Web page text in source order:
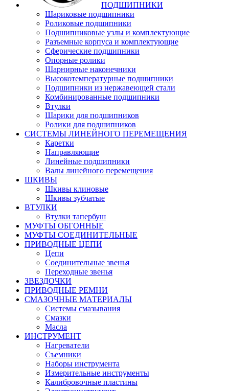
ПОДШИПНИКИ
Шариковые подшипники
Роликовые подшипники
Подшипниковые узлы и комплектующие
Разъемные корпуса и комплектующие
Сферические подшипники
Опорные ролики
Шарнирные наконечники
Высокотемпературные подшипники
Подшипники из нержавеющей стали
Комбинированные подшипники
Втулки
Шарики для подшипников
Ролики для подшипников
СИСТЕМЫ ЛИНЕЙНОГО ПЕРЕМЕЩЕНИЯ
Каретки
Направляющие
Линейные подшипники
Валы линейного перемещения
ШКИВЫ
Шкивы клиновые
Шкивы зубчатые
ВТУЛКИ
Втулки тапербуш
МУФТЫ ОБГОННЫЕ
МУФТЫ СОЕДИНИТЕЛЬНЫЕ
ПРИВОДНЫЕ ЦЕПИ
Цепи
Соединительные звенья
Переходные звенья
ЗВЕЗДОЧКИ
ПРИВОДНЫЕ РЕМНИ
СМАЗОЧНЫЕ МАТЕРИАЛЫ
Системы смазывания
Смазки
Масла
ИНСТРУМЕНТ
Нагреватели
Съемники
Наборы инструмента
Измерительные инструменты
Калибровочные пластины